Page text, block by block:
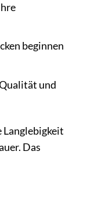
beginnen
und
Langlebigkeit
Das